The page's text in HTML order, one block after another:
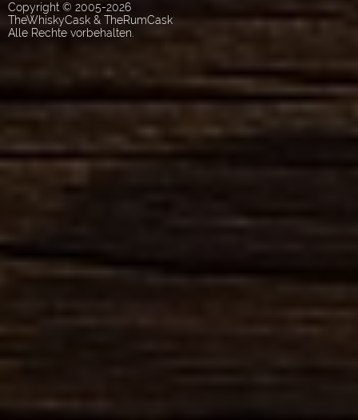
Copyright © 2005-2026
TheWhiskyCask & TheRumCask
Alle Rechte vorbehalten.